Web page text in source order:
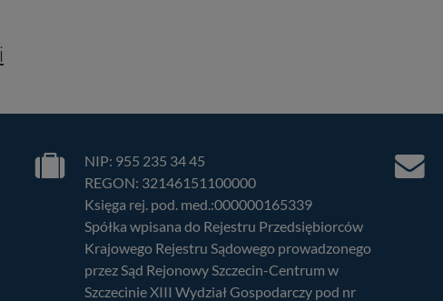
NIP: 955 235 34 45
REGON: 32146151100000
Księga rej. pod. med.:000000165339
Spółka wpisana do Rejestru Przedsiębiorców
Krajowego Rejestru Sądowego prowadzonego
przez Sąd Rejonowy Szczecin-Centrum w
Szczecinie XIII Wydział Gospodarczy pod nr